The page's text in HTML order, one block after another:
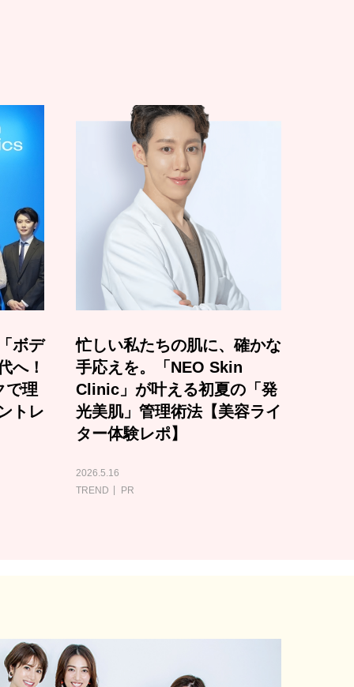
ボデ
へ！
で理
トレ
忙しい私たちの肌に、確かな
手応えを。「NEO Skin
Clinic」が叶える初夏の「発
光美肌」管理術法【美容ライ
ター体験レポ】
2026.5.16
TREND
PR